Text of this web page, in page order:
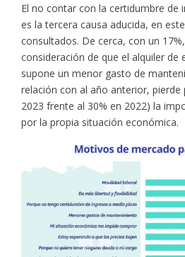
El no contar con la certidumbre de
es la tercera causa aducida, en
consultados. De cerca, con un
consideración de que el alquiler de
supone un menor gasto de
relación con al año anterior,
2023 frente al 30% en 2022) la
por la propia situación económica.